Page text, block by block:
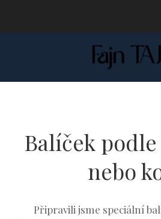
Balíček podle
nebo
Připravili jsme speciální